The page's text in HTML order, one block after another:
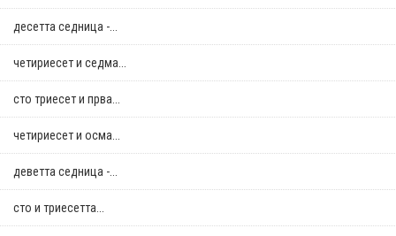
десетта седница -...
четириесет и седма...
сто триесет и прва...
четириесет и осма...
деветта седница -...
сто и триесетта...